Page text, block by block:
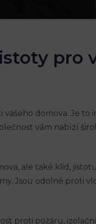
pro
domova. Je to
vám nabízí
ale také klid,
Jsou odolné proti
proti požáru,